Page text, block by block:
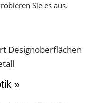
Sie es aus.
»